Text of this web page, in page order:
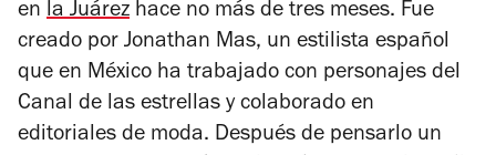
en la Juárez hace no más de tres meses. Fue
creado por Jonathan Mas, un estilista español
que en México ha trabajado con personajes del
Canal de las estrellas y colaborado en
editoriales de moda. Después de pensarlo un